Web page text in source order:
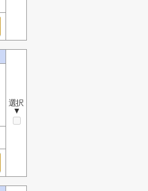
選択
▼